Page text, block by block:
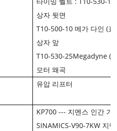
상자 뒷면
T10-500-10 메가 다인 (표
상자 앞
T10-530-25Megadyne (
모터 왜곡
유압 리프터
KP700 --- 지멘스 인간 기
SINAMICS-V90-7KW 지